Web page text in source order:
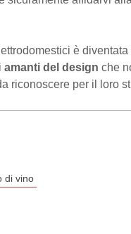
è
amanti del design che
riconoscere per il loro
di vino